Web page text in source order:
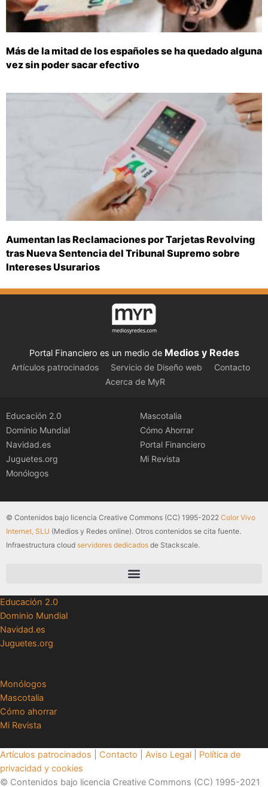
Más de la mitad de los españoles se ha quedado alguna
vez sin poder sacar efectivo
Aumentan las Reclamaciones por Tarjetas Revolving
tras Nueva Sentencia del Tribunal Supremo sobre
Intereses Usurarios
Portal Financiero es un medio de Medios y Redes
Artículos patrocinados Servicio de Diseño web
Contacto
Acerca de MyR
Educación 2.0
Dominio Mundial
Navidad.es
Juguetes.org
Monólogos
Mascotalia
Cómo Ahorrar
Portal Financiero
Mi Revista
© Contenidos bajo licencia Creative Commons (CC) 1995-2022 Color Vivo
Internet, SLU (Medios y Redes online). Otros contenidos se cita fuente.
Infraestructura cloud servidores dedicados de Stackscale.
Educación 2.0
Dominio Mundial
Navidad.es
Juguetes.org
Monólogos
Mascotalia
Cómo ahorrar
Mi Revista
Artículos patrocinados Contacto Aviso Legal
Política de
privacidad y cookies
© Contenidos bajo licencia Creative Commons (CC) 1995-2021